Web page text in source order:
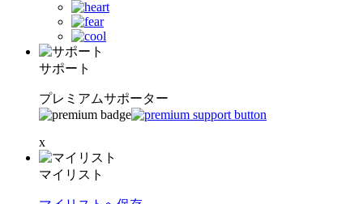
サポート
プレミアムサポーター
x
マイリスト